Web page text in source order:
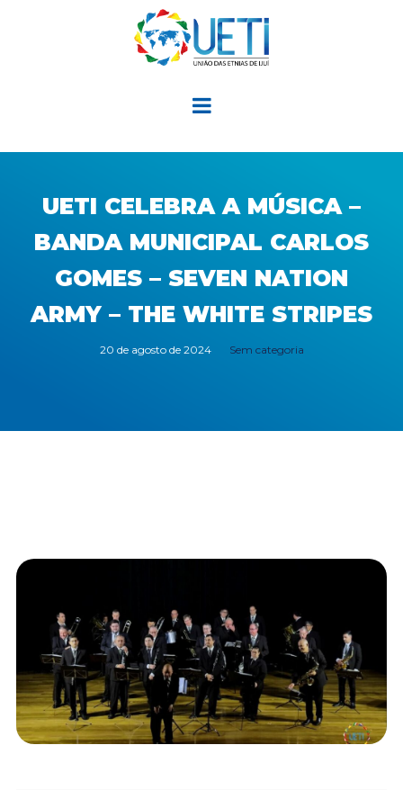
UETI CELEBRA A MÚSICA –
BANDA MUNICIPAL CARLOS
GOMES – SEVEN NATION
ARMY – THE WHITE STRIPES
20 de agosto de 2024 Sem categoria